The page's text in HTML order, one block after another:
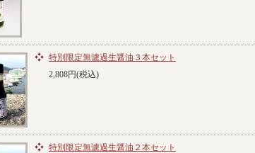
特別限定無濾過生醤油３本セット
2,808円(税込)
特別限定無濾過生醤油２本セット